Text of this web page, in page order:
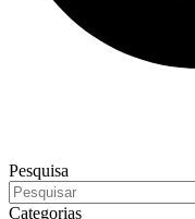
Pesquisa
Categorias